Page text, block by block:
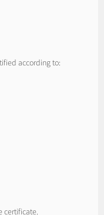
according to:
certificate.